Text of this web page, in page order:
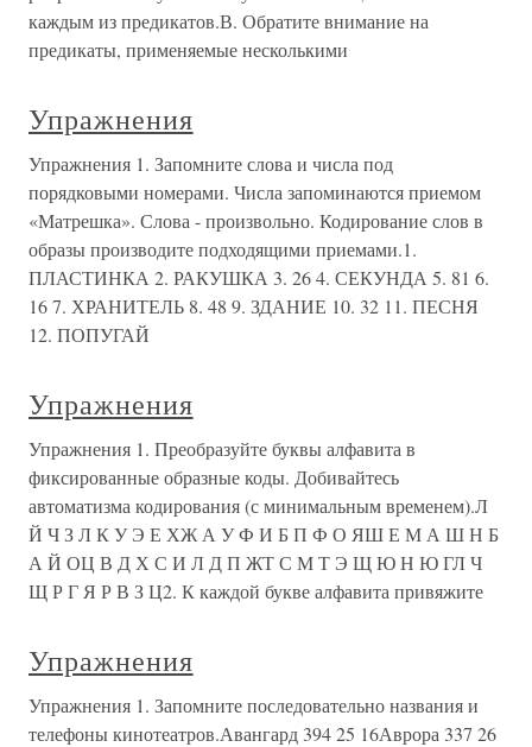
каждым из предикатов.В. Обратите внимание на
предикаты, применяемые несколькими
Упражнения
Упражнения 1. Запомните слова и числа под
порядковыми номерами. Числа запоминаются приемом
«Матрешка». Слова - произвольно. Кодирование слов в
образы производите подходящими приемами.1.
ПЛАСТИНКА 2. РАКУШКА 3. 26 4. СЕКУНДА 5. 81 6.
16 7. ХРАНИТЕЛЬ 8. 48 9. ЗДАНИЕ 10. 32 11. ПЕСНЯ
12. ПОПУГАЙ
Упражнения
Упражнения 1. Преобразуйте буквы алфавита в
фиксированные образные коды. Добивайтесь
автоматизма кодирования (с минимальным временем).Л
Й Ч З Л К У Э Е ХЖ А У Ф И Б П Ф О ЯШ Е М А Ш Н Б
А Й ОЦ В Д Х С И Л Д П ЖТ С М Т Э Щ Ю Н Ю ГЛ Ч
Щ Р Г Я Р В З Ц2. К каждой букве алфавита привяжите
Упражнения
Упражнения 1. Запомните последовательно названия и
телефоны кинотеатров.Авангард 394 25 16Аврора 337 26